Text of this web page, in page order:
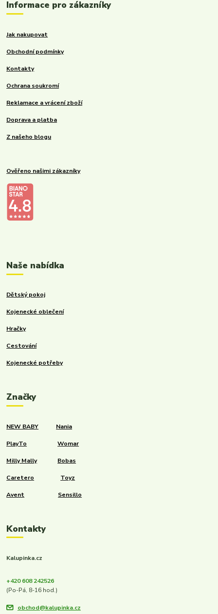
Informace pro zákazníky
Jak nakupovat
Obchodní podmínky
Kontakty
Ochrana soukromí
Reklamace a vrácení zboží
Doprava a platba
Z našeho blogu
Ověřeno našimi zákazníky
Naše nabídka
Dětský pokoj
Kojenecké oblečení
Hračky
Cestování
Kojenecké potřeby
Značky
NEW BABY Nania
PlayTo Womar
Milly Mally Bobas
Caretero Toyz
Avent Sensillo
Kontakty
Kalupinka.cz
+420 608 242526
(Po-Pá, 8-16 hod.)
obchod@kalupinka.cz